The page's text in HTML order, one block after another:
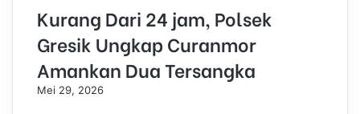
Kurang Dari 24 jam, Polsek
Gresik Ungkap Curanmor
Amankan Dua Tersangka
Mei 29, 2026